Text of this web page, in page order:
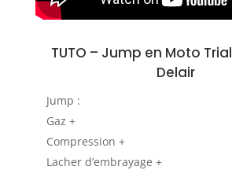
TUTO – Jump en Moto Trial
Delair
Jump :
Gaz +
Compression +
Lacher d’embrayage +